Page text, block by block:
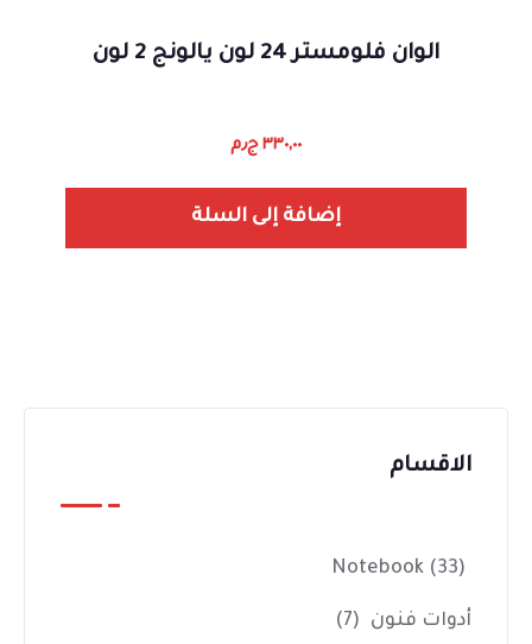
الوان فلومستر 24 لون يالونج 2 لون
٣٣٠,٠٠ ج٫م
إضافة إلى السلة
الاقسام
Notebook (33)
أدوات فنون (7)